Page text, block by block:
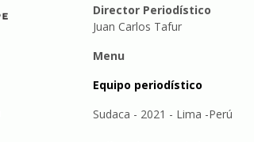
Director Periodístico
Juan Carlos Tafur
Menu
Equipo periodístico
Sudaca - 2021 - Lima -Perú